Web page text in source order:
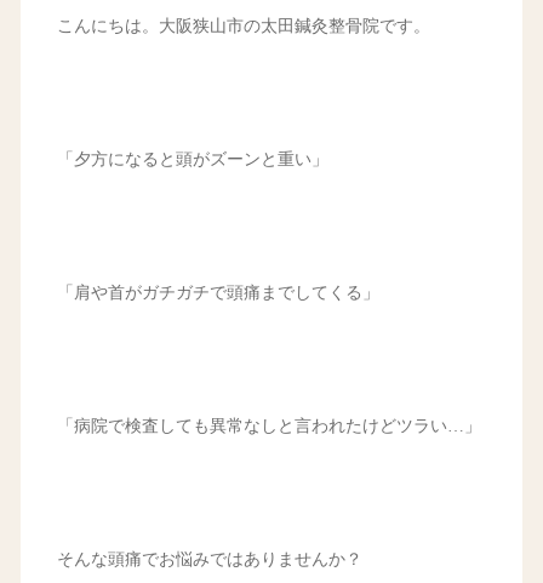
こんにちは。大阪狭山市の太田鍼灸整骨院です。
「夕方になると頭がズーンと重い」
「肩や首がガチガチで頭痛までしてくる」
「病院で検査しても異常なしと言われたけどツラい…」
そんな頭痛でお悩みではありませんか？